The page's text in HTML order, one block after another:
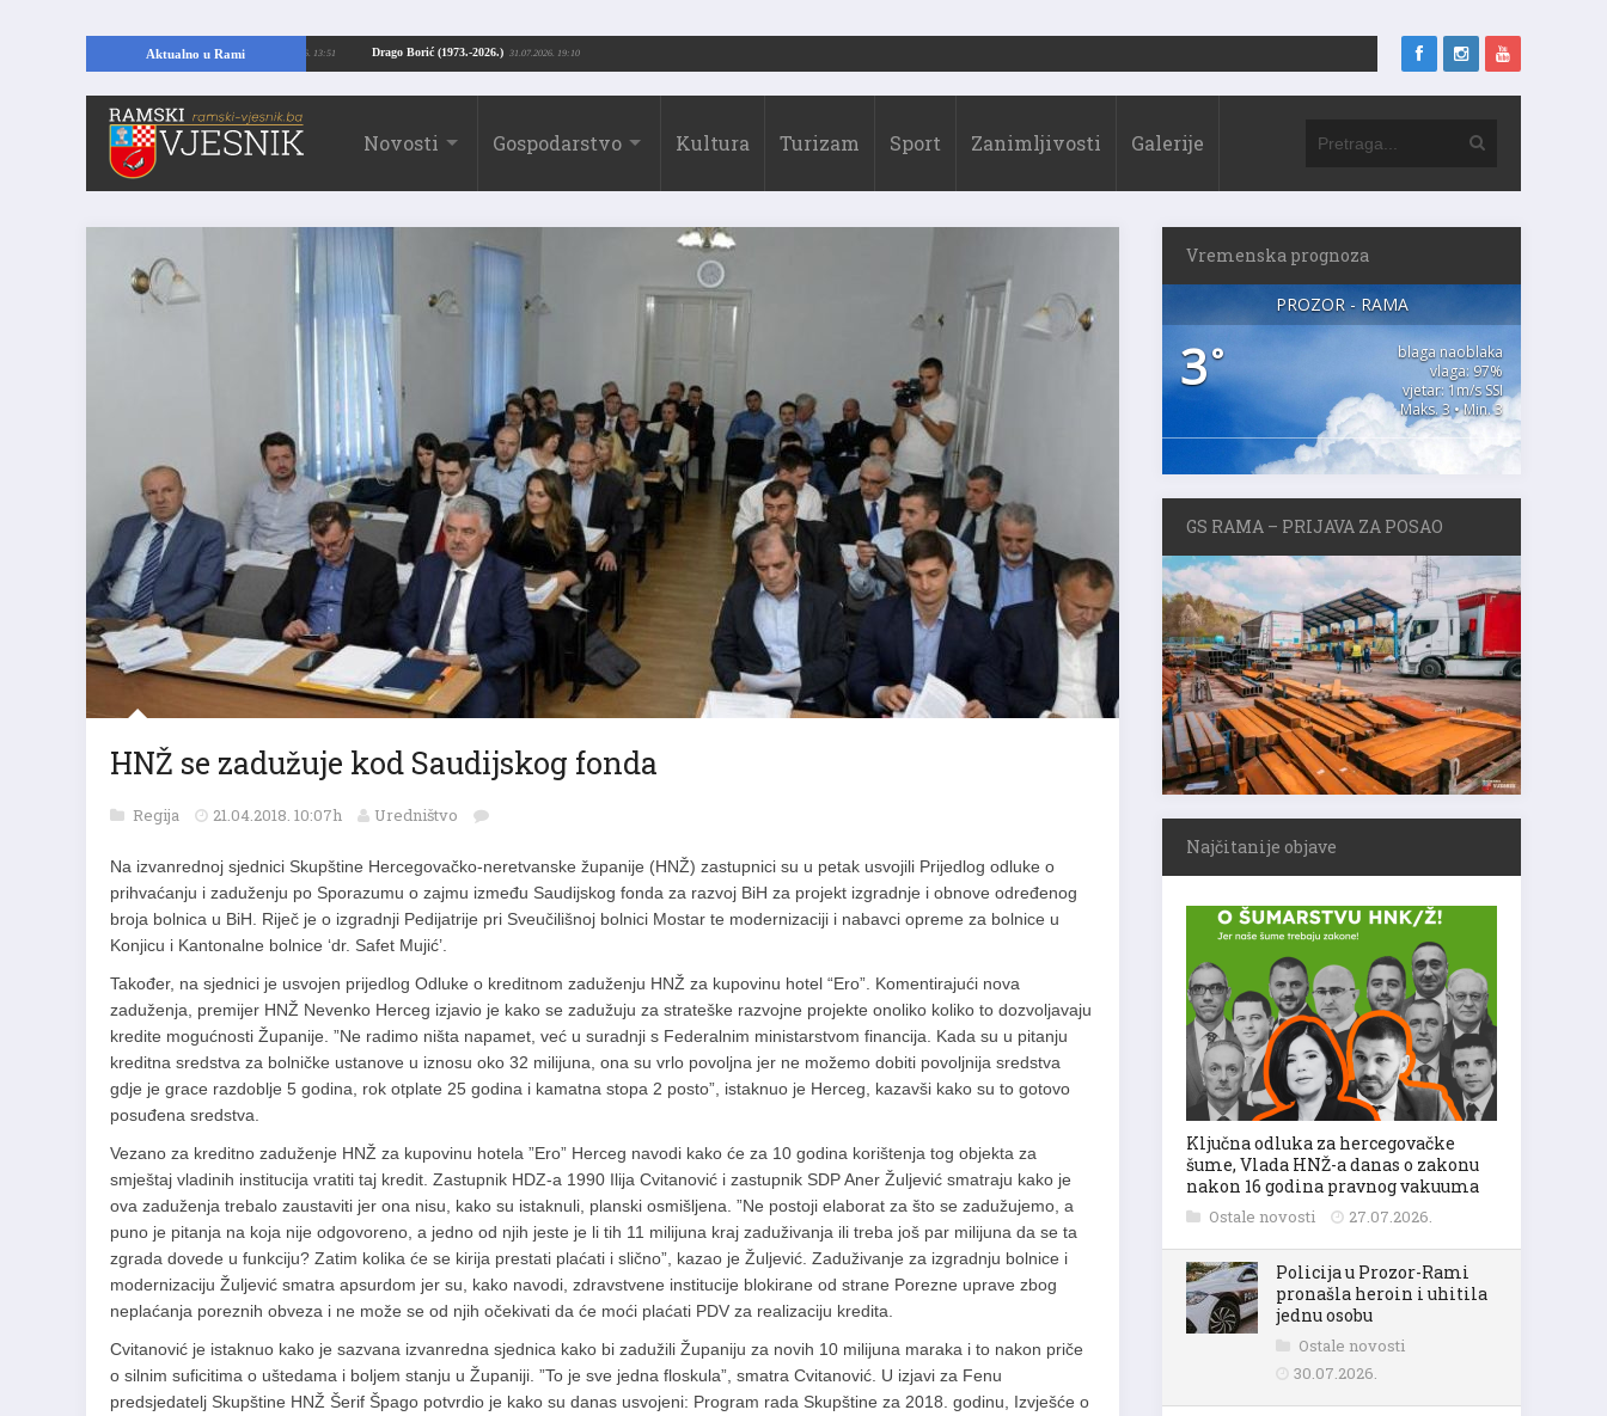
Aktualno u Rami Drago Borić (1973.-2026.) 31.07.2026. 19:10
temelje kuće, pronašao vrijedne arheološke ostatke 24.07.2026. 13:51
Novosti Gospodarstvo Kultura Turizam Sport Zanimljivosti Galerije
HNŽ se zadužuje kod Saudijskog fonda
Regija 21.04.2018. 10:07h Uredništvo
Na izvanrednoj sjednici Skupštine Hercegovačko-neretvanske županije (HNŽ) zastupnici su u petak usvojili Prijedlog odluke o
prihvaćanju i zaduženju po Sporazumu o zajmu između Saudijskog fonda za razvoj BiH za projekt izgradnje i obnove određenog
broja bolnica u BiH. Riječ je o izgradnji Pedijatrije pri Sveučilišnoj bolnici Mostar te modernizaciji i nabavci opreme za bolnice u
Konjicu i Kantonalne bolnice ‘dr. Safet Mujić’.
Također, na sjednici je usvojen prijedlog Odluke o kreditnom zaduženju HNŽ za kupovinu hotel “Ero”. Komentirajući nova
zaduženja, premijer HNŽ Nevenko Herceg izjavio je kako se zadužuju za strateške razvojne projekte onoliko koliko to dozvoljavaju
kredite mogućnosti Županije. ”Ne radimo ništa napamet, već u suradnji s Federalnim ministarstvom financija. Kada su u pitanju
kreditna sredstva za bolničke ustanove u iznosu oko 32 milijuna, ona su vrlo povoljna jer ne možemo dobiti povoljnija sredstva
gdje je grace razdoblje 5 godina, rok otplate 25 godina i kamatna stopa 2 posto”, istaknuo je Herceg, kazavši kako su to gotovo
posuđena sredstva.
Vezano za kreditno zaduženje HNŽ za kupovinu hotela ”Ero” Herceg navodi kako će za 10 godina korištenja tog objekta za
smještaj vladinih institucija vratiti taj kredit. Zastupnik HDZ-a 1990 Ilija Cvitanović i zastupnik SDP Aner Žuljević smatraju kako je
ova zaduženja trebalo zaustaviti jer ona nisu, kako su istaknuli, planski osmišljena. ”Ne postoji elaborat za što se zadužujemo, a
puno je pitanja na koja nije odgovoreno, a jedno od njih jeste je li tih 11 milijuna kraj zaduživanja ili treba još par milijuna da se ta
zgrada dovede u funkciju? Zatim kolika će se kirija prestati plaćati i slično”, kazao je Žuljević. Zaduživanje za izgradnju bolnice i
modernizaciju Žuljević smatra apsurdom jer su, kako navodi, zdravstvene institucije blokirane od strane Porezne uprave zbog
neplaćanja poreznih obveza i ne može se od njih očekivati da će moći plaćati PDV za realizaciju kredita.
Cvitanović je istaknuo kako je sazvana izvanredna sjednica kako bi zadužili Županiju za novih 10 milijuna maraka i to nakon priče
o silnim suficitima o uštedama i boljem stanju u Županiji. ”To je sve jedna floskula”, smatra Cvitanović. U izjavi za Fenu
predsjedatelj Skupštine HNŽ Šerif Špago potvrdio je kako su danas usvojeni: Program rada Skupštine za 2018. godinu, Izvješće o
Vremenska prognoza
PROZOR - RAMA
3°
blaga naoblaka
vlaga: 97%
vjetar: 1m/s SSI
Maks. 3 • Min. 3
GS RAMA – PRIJAVA ZA POSAO
Najčitanije objave
Ključna odluka za hercegovačke
šume, Vlada HNŽ-a danas o zakonu
nakon 16 godina pravnog vakuuma
Ostale novosti 27.07.2026.
Policija u Prozor-Rami
pronašla heroin i uhitila
jednu osobu
Ostale novosti
30.07.2026.